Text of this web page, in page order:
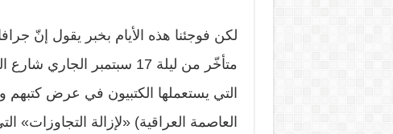
لكن فوجئنا هذه الأيام بخبر يقول إنّ
متأخّر من ليلة 17 سبتمبر
التي يستعملها الكتبيون في عرض كتبهم
العاصمة العراقية) «لإزالة التجاوزات»